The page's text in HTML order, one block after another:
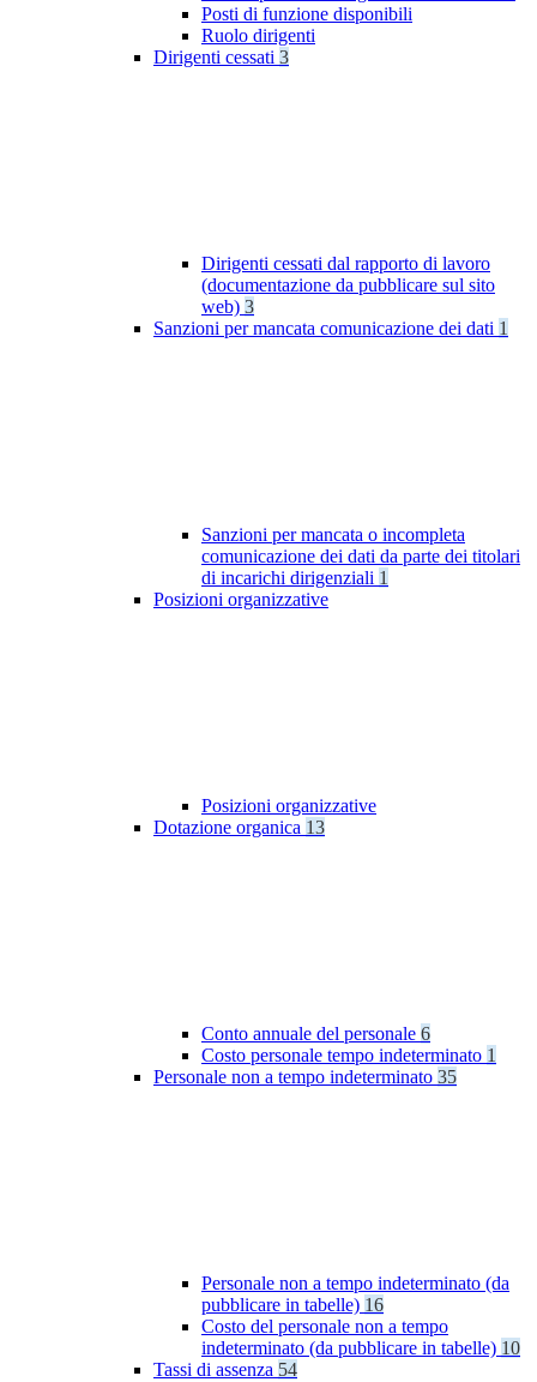
Posti di funzione disponibili
Ruolo dirigenti
Dirigenti cessati 3
Dirigenti cessati dal rapporto di lavoro
(documentazione da pubblicare sul sito
web) 3
Sanzioni per mancata comunicazione dei dati 1
Sanzioni per mancata o incompleta
comunicazione dei dati da parte dei titolari
di incarichi dirigenziali 1
Posizioni organizzative
Posizioni organizzative
Dotazione organica 13
Conto annuale del personale 6
Costo personale tempo indeterminato 1
Personale non a tempo indeterminato 35
Personale non a tempo indeterminato (da
pubblicare in tabelle) 16
Costo del personale non a tempo
indeterminato (da pubblicare in tabelle) 10
Tassi di assenza 54